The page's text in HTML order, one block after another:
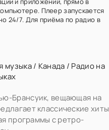
Плеер запускается
24/7. Для приёма по радио в
музыка/ Канада / Радио на
Брансуик, вещающая на
классические хиты
программы с ретро-